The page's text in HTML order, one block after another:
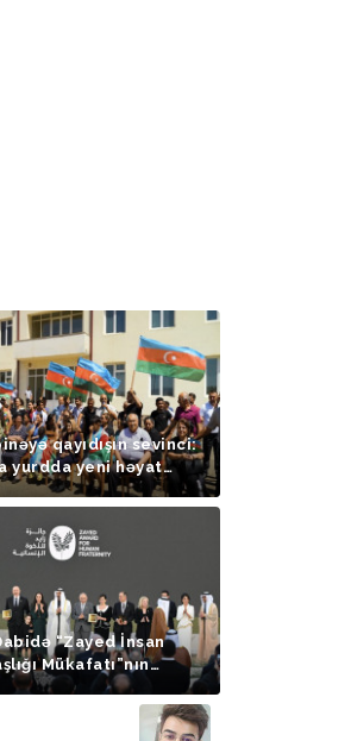
çimərlik
batan 40
tapılıb, 55
edilib
Azad edilmiş
ötən ay 788 mina,
PHS aşkarlanıb
qayıdışın sevinci:
yurdda yeni həyat
“Zayed İnsan
Mükafatı”nın
mərasimi